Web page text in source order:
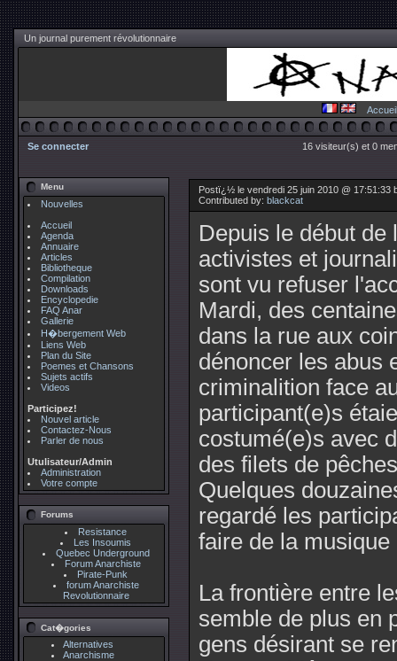
Un journal purement révolutionnaire
Accueil
Se connecter 16 visiteur(s) et 0
Menu
Nouvelles
Accueil
Agenda
Annuaire
Articles
Bibliotheque
Compilation
Downloads
Encyclopedie
FAQ Anar
Gallerie
H�bergement Web
Liens Web
Plan du Site
Poemes et Chansons
Sujets actifs
Videos
Participez!
Nouvel article
Contactez-Nous
Parler de nous
Utulisateur/Admin
Administration
Votre compte
Forums
Resistance
Les Insoumis
Quebec Underground
Forum Anarchiste
Pirate-Punk
forum Anarchiste
Revolutionnaire
Cat�gories
Alternatives
Anarchisme
Postï¿½ le vendredi 25 juin 2010 @ 17:51:33
Contributed by: blackcat
Depuis le début de
activistes et
sont vu refuser
Mardi, des
dans la rue aux
dénoncer les abus
criminalition face
participant(e)s
costumé(e)s avec
des filets de
Quelques
regardé les
faire de la
La frontière entre
semble de plus en
gens désirant se